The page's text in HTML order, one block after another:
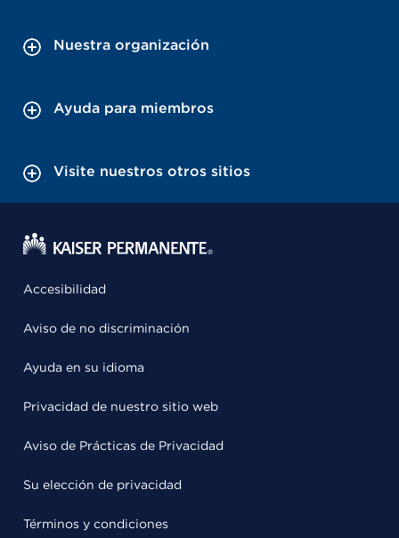
Nuestra organización
Ayuda para miembros
Visite nuestros otros sitios
Accesibilidad
Aviso de no discriminación
Ayuda en su idioma
Privacidad de nuestro sitio web
Aviso de Prácticas de Privacidad
Su elección de privacidad
Términos y condiciones